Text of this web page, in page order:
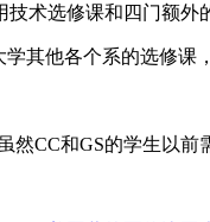
术选修课和四门额外
其他各个系的选修
CC和GS的学生以